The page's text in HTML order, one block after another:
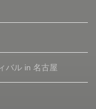
バル in 名古屋